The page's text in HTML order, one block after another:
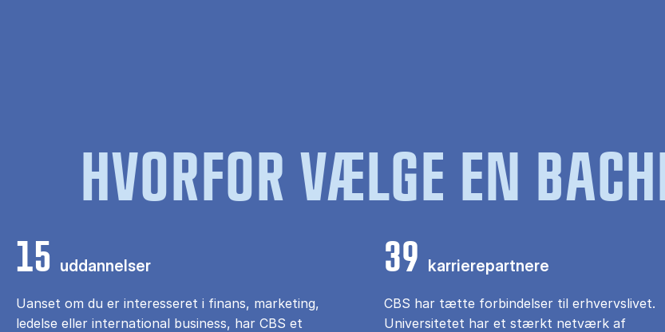
HVORFOR VÆLGE EN
15 uddannelser
Uanset om du er interesseret i finans, marketing,
ledelse eller international business, har CBS et
39 karrierepartnere
CBS har tætte forbindelser til erhvervslivet.
Universitetet har et stærkt netværk af